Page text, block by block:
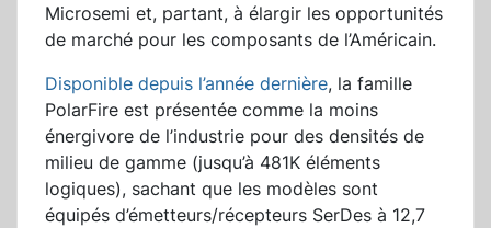
Microsemi et, partant, à élargir les opportunités
de marché pour les composants de l’Américain.
Disponible depuis l’année dernière, la famille
PolarFire est présentée comme la moins
énergivore de l’industrie pour des densités de
milieu de gamme (jusqu’à 481K éléments
logiques), sachant que les modèles sont
équipés d’émetteurs/récepteurs SerDes à 12,7